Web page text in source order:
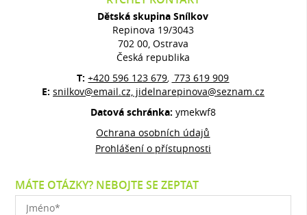
Dětská skupina Snílkov
Repinova 19/3043
702 00, Ostrava
Česká republika
T:+420 596 123 679, 773 619 909
E: snilkov@email.cz, jidelnarepinova@seznam.cz
Datová schránka: ymekwf8
Ochrana osobních údajů
Prohlášení o přístupnosti
MÁTE OTÁZKY? NEBOJTE SE ZEPTAT